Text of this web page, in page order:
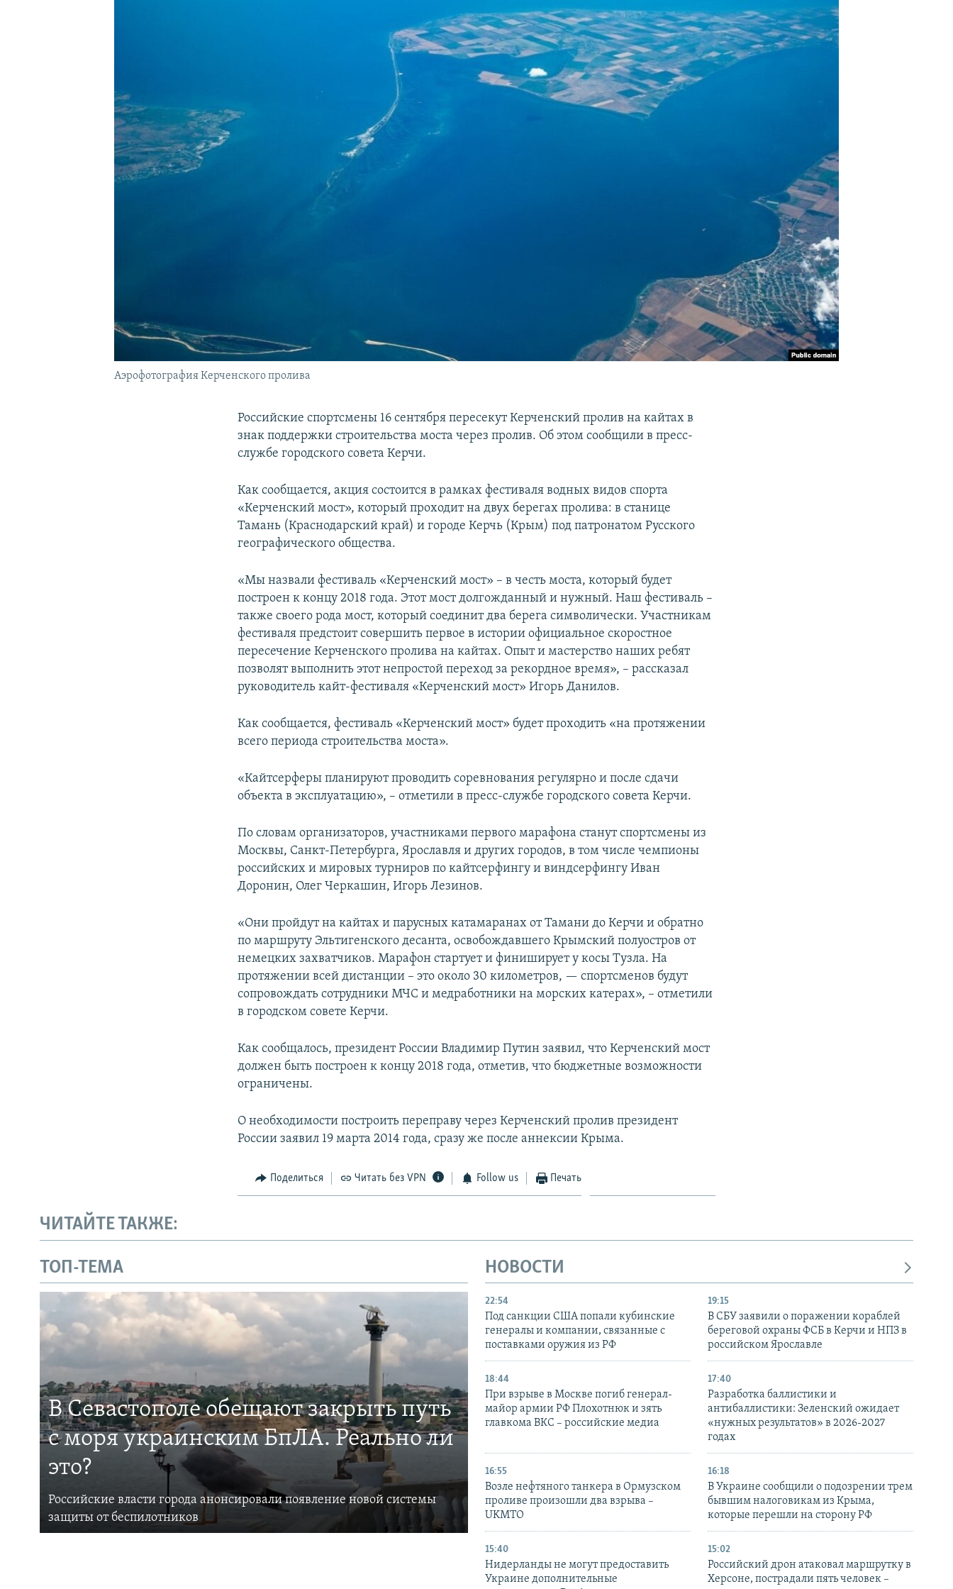
Аэрофотография Керченского пролива
Российские спортсмены 16 сентября пересекут Керченский пролив на кайтах в
знак поддержки строительства моста через пролив. Об этом сообщили в пресс-
службе городского совета Керчи.
Как сообщается, акция состоится в рамках фестиваля водных видов спорта
«Керченский мост», который проходит на двух берегах пролива: в станице
Тамань (Краснодарский край) и городе Керчь (Крым) под патронатом Русского
географического общества.
«Мы назвали фестиваль «Керченский мост» – в честь моста, который будет
построен к концу 2018 года. Этот мост долгожданный и нужный. Наш фестиваль –
также своего рода мост, который соединит два берега символически. Участникам
фестиваля предстоит совершить первое в истории официальное скоростное
пересечение Керченского пролива на кайтах. Опыт и мастерство наших ребят
позволят выполнить этот непростой переход за рекордное время», – рассказал
руководитель кайт-фестиваля «Керченский мост» Игорь Данилов.
Как сообщается, фестиваль «Керченский мост» будет проходить «на протяжении
всего периода строительства моста».
«Кайтсерферы планируют проводить соревнования регулярно и после сдачи
объекта в эксплуатацию», – отметили в пресс-службе городского совета Керчи.
По словам организаторов, участниками первого марафона станут спортсмены из
Москвы, Санкт-Петербурга, Ярославля и других городов, в том числе чемпионы
российских и мировых турниров по кайтсерфингу и виндсерфингу Иван
Доронин, Олег Черкашин, Игорь Лезинов.
«Они пройдут на кайтах и парусных катамаранах от Тамани до Керчи и обратно
по маршруту Эльтигенского десанта, освобождавшего Крымский полуостров от
немецких захватчиков. Марафон стартует и финиширует у косы Тузла. На
протяжении всей дистанции – это около 30 километров, — спортсменов будут
сопровождать сотрудники МЧС и медработники на морских катерах», – отметили
в городском совете Керчи.
Как сообщалось, президент России Владимир Путин заявил, что Керченский мост
должен быть построен к концу 2018 года, отметив, что бюджетные возможности
ограничены.
О необходимости построить переправу через Керченский пролив президент
России заявил 19 марта 2014 года, сразу же после аннексии Крыма.
Поделиться Читать без VPN Follow us Печать
ЧИТАЙТЕ ТАКЖЕ:
ТОП-ТЕМА
В Севастополе обещают закрыть путь
с моря украинским БпЛА. Реально ли
это?
Российские власти города анонсировали появление новой системы
защиты от беспилотников
НОВОСТИ
22:54
Под санкции США попали кубинские
генералы и компании, связанные с
поставками оружия из РФ
19:15
В СБУ заявили о поражении кораблей
береговой охраны ФСБ в Керчи и НПЗ в
российском Ярославле
18:44
При взрыве в Москве погиб генерал-
майор армии РФ Плохотнюк и зять
главкома ВКС – российские медиа
17:40
Разработка баллистики и
антибаллистики: Зеленский ожидает
«нужных результатов» в 2026-2027
годах
16:55
Возле нефтяного танкера в Ормузском
проливе произошли два взрыва –
UKMTO
16:18
В Украине сообщили о подозрении трем
бывшим налоговикам из Крыма,
которые перешли на сторону РФ
15:40
Нидерланды не могут предоставить
Украине дополнительные
15:02
Российский дрон атаковал маршрутку в
Херсоне, пострадали пять человек –